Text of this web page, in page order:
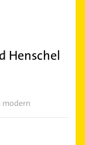
Henschel
modern